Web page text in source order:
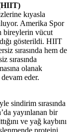
kıyasla
Amerika Spor
bireylerin vücut
gösterildi. HIIT
sırasında hem de
sırasında
olanak
eder.
sindirim sırasında
yayınlanan bir
ve yağ kaybını
proteini